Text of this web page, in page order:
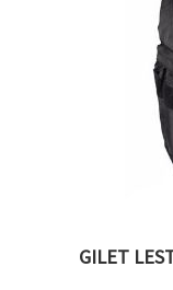
GILET